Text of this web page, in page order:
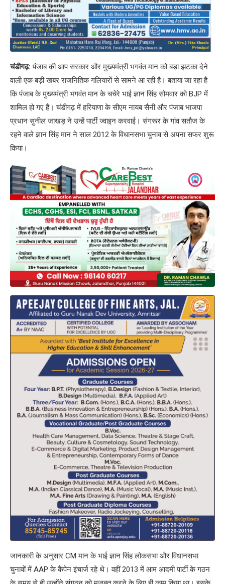
चंडीगढ़:पंजाब की आप सरकार और मुख्यमंत्री भगवंत मान को बड़ा झटका देने
वाली एक बड़ी खबर राजनितिक गलियारों से सामने आ रही है। बताया जा रहा है
कि पंजाब के मुख्यमंत्री भगवंत मान के चचेरे भाई ज्ञान सिंह सोमवार को BJP में
शामिल हो गए हैं। चंडीगढ़ में हरियाणा के सीएम नायब सैनी और पंजाब भाजपा
प्रधान सुनील जाखड़ ने उन्हें पार्टी ज्वाइन करवाई। संगरूर के गांव सतौज के
रहने वाले ज्ञान सिंह मान ने साल 2012 के विधानसभा चुनाव से अपना सफर शुरू
किया।
जानकारी के अनुसार CM मान के भाई ज्ञान सिंह लोकसभा और विधानसभा
चुनावों में AAP के कैंपेन इंचार्ज रहे थे। वहीं 2013 में आम आदमी पार्टी के गठन